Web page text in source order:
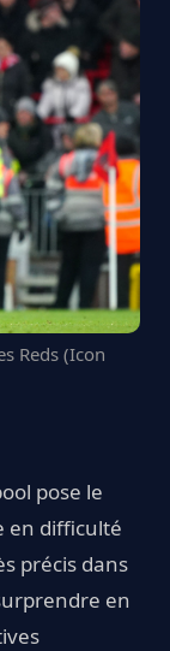
Reds (Icon
pose le
en difficulté
précis dans
en